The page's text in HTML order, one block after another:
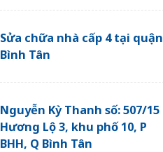
Sửa chữa nhà cấp 4 tại quận
Bình Tân
Nguyễn Kỳ Thanh số: 507/15
Hương Lộ 3, khu phố 10, P
BHH, Q Bình Tân